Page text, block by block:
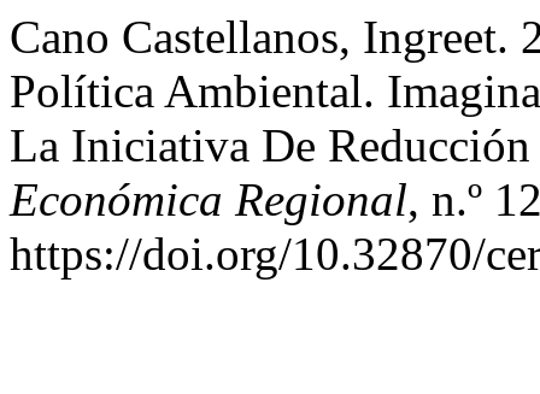
Cano Castellanos,
Política Ambiental.
La Iniciativa De
Económica Regional, n.º
https://doi.org/10.32870/